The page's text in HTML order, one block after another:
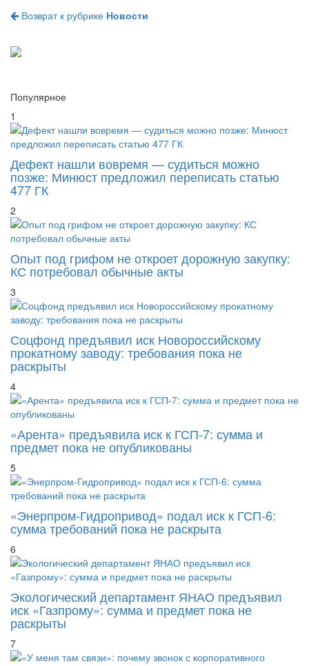
Возврат к рубрике Новости
Популярное
1
Дефект нашли вовремя — судиться можно
позже: Минюст предложил переписать статью
477 ГК
2
Опыт под грифом не откроет дорожную закупку:
КС потребовал обычные акты
3
Соцфонд предъявил иск Новороссийскому
прокатному заводу: требования пока не
раскрыты
4
«Арента» предъявила иск к ГСП-7: сумма и
предмет пока не опубликованы
5
«Энерпром-Гидропривод» подал иск к ГСП-6:
сумма требований пока не раскрыта
6
Экологический департамент ЯНАО предъявил
иск «Газпрому»: сумма и предмет пока не
раскрыты
7